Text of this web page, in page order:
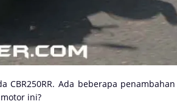
Ada beberapa
ini?